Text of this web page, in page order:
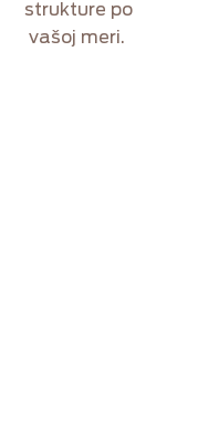
strukture po
vašoj meri.